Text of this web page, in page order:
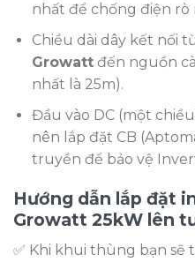
nhất để chống điện rò
Chiều dài dây kết nối
Growattđến nguồn
nhất là 25m).
Đầu vào DC (một
nên lắp đặt CB
truyền để bảo vệ
Hướng dẫn lắp đặt
Growatt 25kW lên
✅ Khi khui thùng bạn sẽ